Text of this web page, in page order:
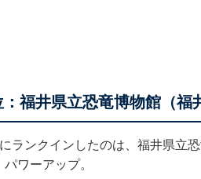
：福井県立恐竜博物館（福
ランクインしたのは、福井県立
パワーアップ。